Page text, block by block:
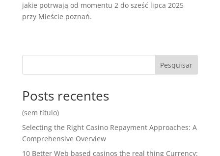
jakie potrwają od momentu 2 do sześć lipca 2025
przy Mieście poznań.
Pesquisar
Posts recentes
(sem título)
Selecting the Right Casino Repayment Approaches: A
Comprehensive Overview
10 Better Web based casinos the real thing Currency: